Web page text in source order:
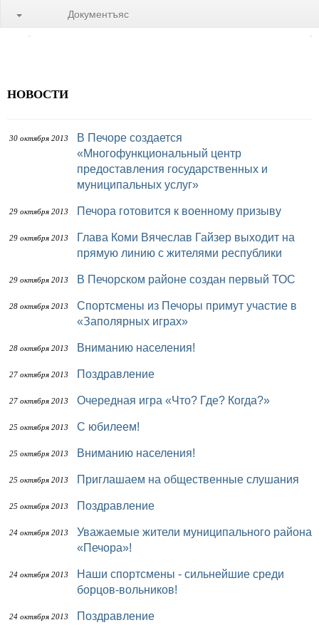
Документъяс
НОВОСТИ
30 октября 2013
В Печоре создается
«Многофункциональный центр
предоставления государственных и
муниципальных услуг»
29 октября 2013 Печора готовится к военному призыву
29 октября 2013
Глава Коми Вячеслав Гайзер выходит на
прямую линию с жителями республики
29 октября 2013 В Печорском районе создан первый ТОС
28 октября 2013
Спортсмены из Печоры примут участие в
«Заполярных играх»
28 октября 2013 Вниманию населения!
27 октября 2013 Поздравление
27 октября 2013 Очередная игра «Что? Где? Когда?»
25 октября 2013 С юбилеем!
25 октября 2013 Вниманию населения!
25 октября 2013 Приглашаем на общественные слушания
25 октября 2013 Поздравление
24 октября 2013
Уважаемые жители муниципального района
«Печора»!
24 октября 2013
Наши спортсмены - сильнейшие среди
борцов-вольников!
24 октября 2013 Поздравление